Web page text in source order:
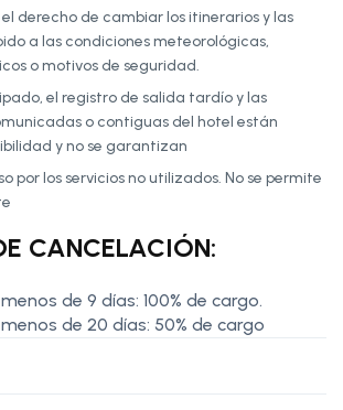
el derecho de cambiar los itinerarios y las
a las condiciones meteorológicas,
o motivos de seguridad.
el registro de salida tardío y las
o contiguas del hotel están
y no se garantizan
por los servicios no utilizados. No se permite
CANCELACIÓN:
de 9 días: 100% de cargo.
de 20 días: 50% de cargo